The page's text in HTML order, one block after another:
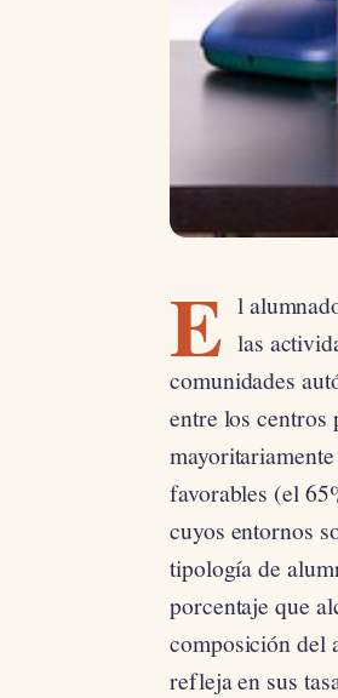
E l
las
comunidades
entre los centros
favorables (el
cuyos entornos
tipología de
porcentaje que
composición del
refleja en sus